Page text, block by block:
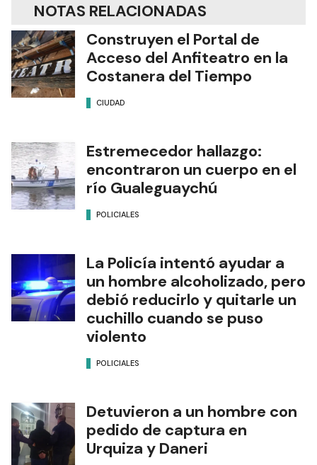
NOTAS RELACIONADAS
Construyen el Portal de
Acceso del Anfiteatro en la
Costanera del Tiempo
CIUDAD
Estremecedor hallazgo:
encontraron un cuerpo en el
río Gualeguaychú
POLICIALES
La Policía intentó ayudar a
un hombre alcoholizado, pero
debió reducirlo y quitarle un
cuchillo cuando se puso
violento
POLICIALES
Detuvieron a un hombre con
pedido de captura en
Urquiza y Daneri